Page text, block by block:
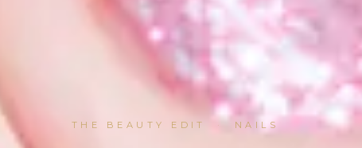
THE BEAUTY EDIT · NAILS